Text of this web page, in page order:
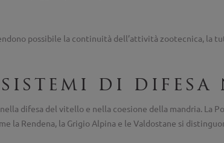
possibile la continuità dell’attività zootecnica, la
sistemi di
difesa del vitello e nella coesione della mandria. La
la Rendena, la Grigio Alpina e le Valdostane si